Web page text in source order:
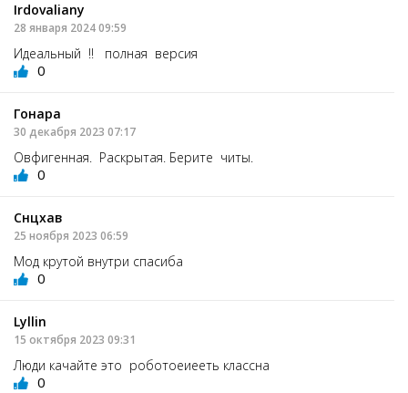
Irdovaliany
28 января 2024 09:59
Идеальный !! полная версия
0
Гонара
30 декабря 2023 07:17
Овфигенная. Раскрытая. Берите читы.
0
Снцхав
25 ноября 2023 06:59
Мод крутой внутри спасиба
0
Lyllin
15 октября 2023 09:31
Люди качайте это роботоеиееть классна
0